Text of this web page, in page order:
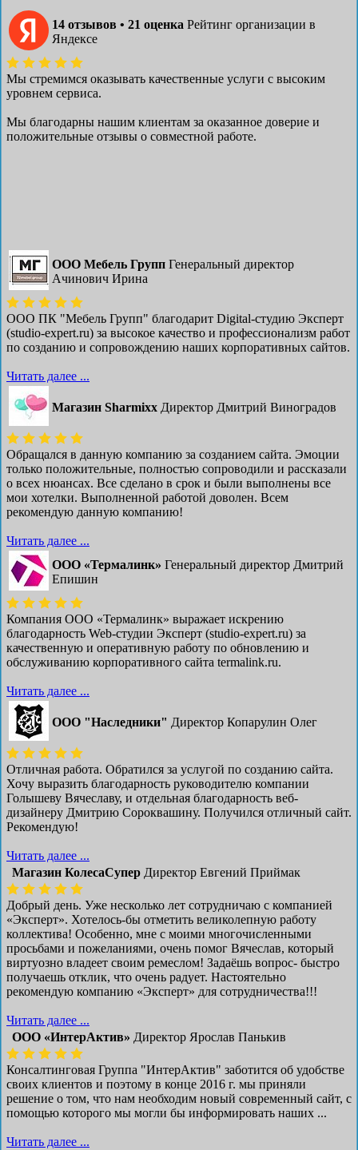
14 отзывов • 21 оценка Рейтинг организации в
Яндексе
Мы стремимся оказывать качественные услуги с высоким
уровнем сервиса.
Мы благодарны нашим клиентам за оказанное доверие и
положительные отзывы о совместной работе.
ООО Мебель Групп Генеральный директор
Ачинович Ирина
ООО ПК "Мебель Групп" благодарит Digital-студию Эксперт
(studio-expert.ru) за высокое качество и профессионализм работ
по созданию и сопровождению наших корпоративных сайтов.
Читать далее ...
Магазин Sharmixx Директор Дмитрий Виноградов
Обращался в данную компанию за созданием сайта. Эмоции
только положительные, полностью сопроводили и рассказали
о всех нюансах. Все сделано в срок и были выполнены все
мои хотелки. Выполненной работой доволен. Всем
рекомендую данную компанию!
Читать далее ...
ООО «Термалинк» Генеральный директор Дмитрий
Епишин
Компания ООО «Термалинк» выражает искрению
благодарность Web-студии Эксперт (studio-expert.ru) за
качественную и оперативную работу по обновлению и
обслуживанию корпоративного сайта termalink.ru.
Читать далее ...
ООО "Наследники" Директор Копарулин Олег
Отличная работа. Обратился за услугой по созданию сайта.
Хочу выразить благодарность руководителю компании
Голышеву Вячеславу, и отдельная благодарность веб-
дизайнеру Дмитрию Сороквашину. Получился отличный сайт.
Рекомендую!
Читать далее ...
Магазин КолесаСупер Директор ​Евгений Приймак
Добрый день. Уже несколько лет сотрудничаю с компанией
«Эксперт». Хотелось-бы отметить великолепную работу
коллектива! Особенно, мне с моими многочисленными
просьбами и пожеланиями, очень помог Вячеслав, который
виртуозно владеет своим ремеслом! Задаёшь вопрос- быстро
получаешь отклик, что очень радует. Настоятельно
рекомендую компанию «Эксперт» для сотрудничества!!!
Читать далее ...
ООО «ИнтерАктив» Директор Ярослав Панькив
Консалтинговая Группа "ИнтерАктив" заботится об удобстве
своих клиентов и поэтому в конце 2016 г. мы приняли
решение о том, что нам необходим новый современный сайт, с
помощью которого мы могли бы информировать наших ...
Читать далее ...